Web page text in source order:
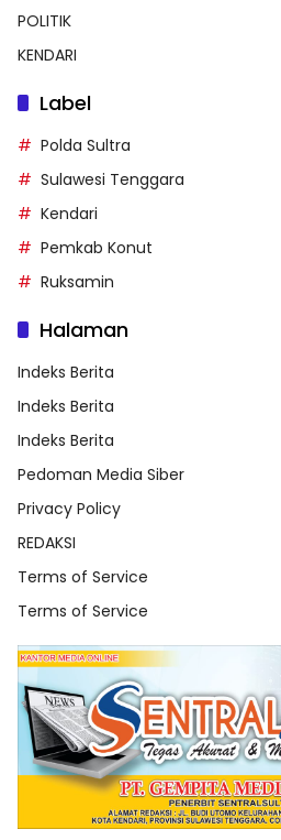
POLITIK
KENDARI
Label
Polda Sultra
Sulawesi Tenggara
Kendari
Pemkab Konut
Ruksamin
Halaman
Indeks Berita
Indeks Berita
Indeks Berita
Pedoman Media Siber
Privacy Policy
REDAKSI
Terms of Service
Terms of Service